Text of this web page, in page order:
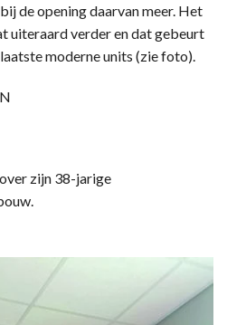
de opening daarvan meer. Het
uiteraard verder en dat gebeurt
moderne units (zie foto).
zijn 38-jarige